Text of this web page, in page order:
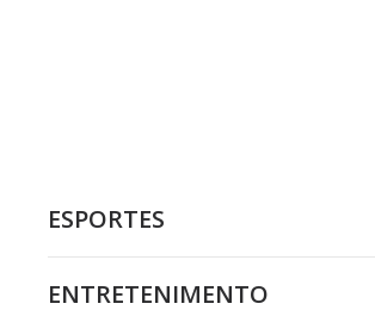
ESPORTES
ENTRETENIMENTO